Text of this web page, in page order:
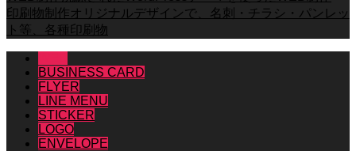
印刷物制作オリジナルデザインで、名刺・チラシ・パンレッ
ト等、各種印刷物
BUSINESS CARD
FLYER
LINE MENU
STICKER
LOGO
ENVELOPE